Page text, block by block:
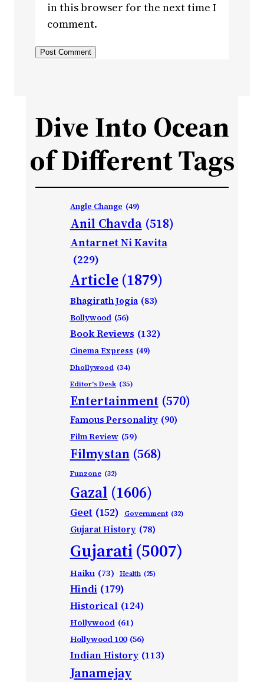
in this browser for the next time I
comment.
Dive Into Ocean
of Different Tags
Angle Change (49)
Anil Chavda (518)
Antarnet Ni Kavita
(229)
Article (1879)
Bhagirath Jogia (83)
Bollywood (56)
Book Reviews (132)
Cinema Express (49)
Dhollywood (34)
Editor's Desk (35)
Entertainment (570)
Famous Personality (90)
Film Review (59)
Filmystan (568)
Funzone (32)
Gazal (1606)
Geet (152) Government (32)
Gujarat History (78)
Gujarati(5007)
Haiku (73) Health (25)
Hindi (179)
Historical (124)
Hollywood (61)
Hollywood 100 (56)
Indian History (113)
Janamejay